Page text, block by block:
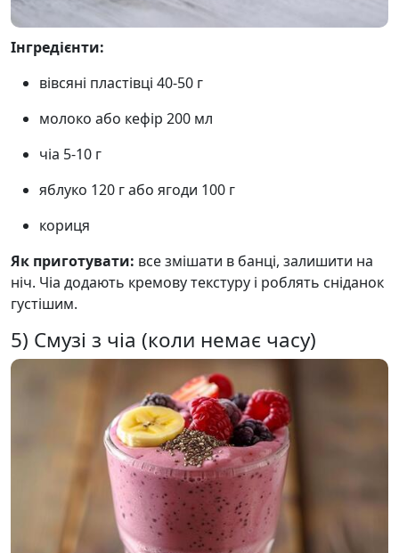
Інгредієнти:
вівсяні пластівці 40-50 г
молоко або кефір 200 мл
чіа 5-10 г
яблуко 120 г або ягоди 100 г
кориця
Як приготувати: все змішати в банці, залишити на
ніч. Чіа додають кремову текстуру і роблять сніданок
густішим.
5) Смузі з чіа (коли немає часу)